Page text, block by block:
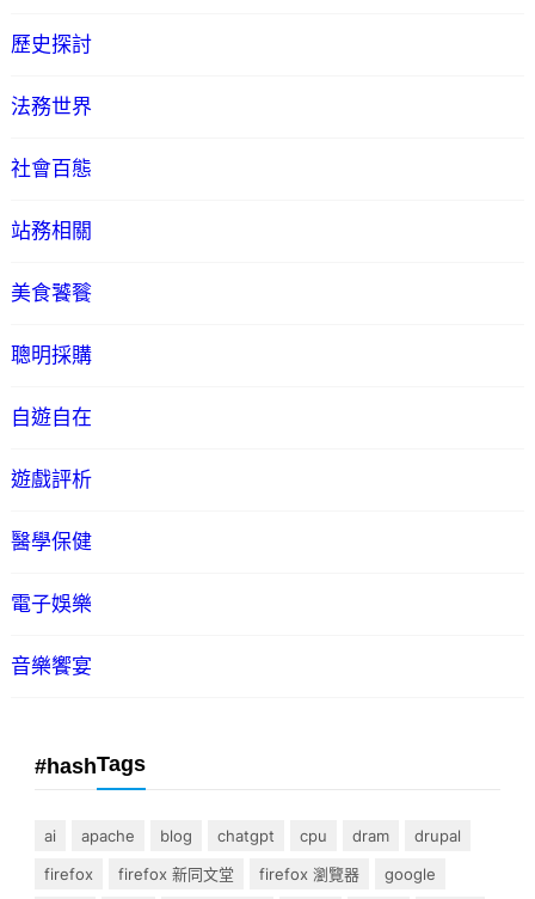
歷史探討
法務世界
社會百態
站務相關
美食饕餮
聰明採購
自遊自在
遊戲評析
醫學保健
電子娛樂
音樂饗宴
#hashTags
ai apache blog chatgpt cpu dram
drupal
firefox
firefox 新同文堂 firefox 瀏覽器
google